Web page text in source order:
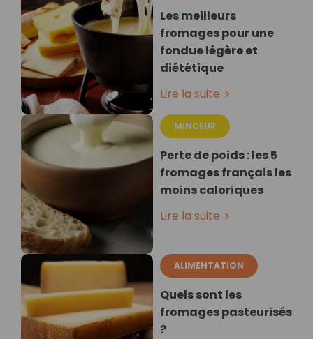
Les meilleurs
fromages pour une
fondue légère et
diététique
Lire la suite
MINCEUR
Perte de poids : les 5
fromages français les
moins caloriques
Lire la suite
ALIMENTATION
Quels sont les
fromages pasteurisés
?